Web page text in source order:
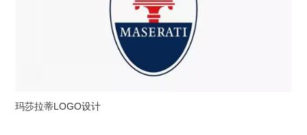
玛莎拉蒂LOGO设计